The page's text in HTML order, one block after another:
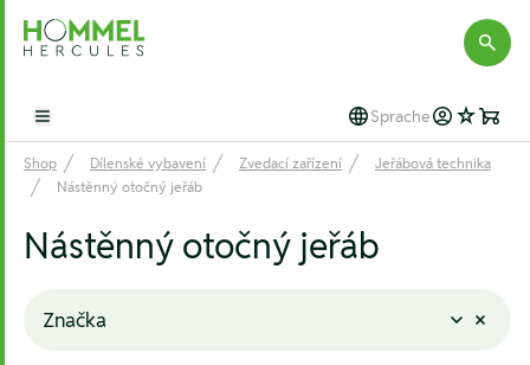
Hommel Hercules
Open main menu Sprache
Shop Dílenské vybavení Zvedací zařízení
Jeřábová technika
Nástěnný otočný jeřáb
Nástěnný otočný jeřáb
Značka